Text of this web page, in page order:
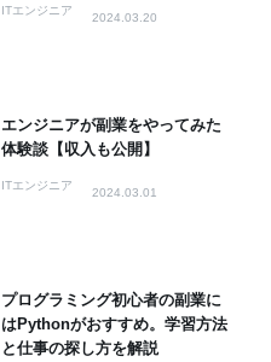
ITエンジニア
2024.03.20
エンジニアが副業をやってみた
体験談【収入も公開】
ITエンジニア
2024.03.01
プログラミング初心者の副業に
はPythonがおすすめ。学習方法
と仕事の探し方を解説